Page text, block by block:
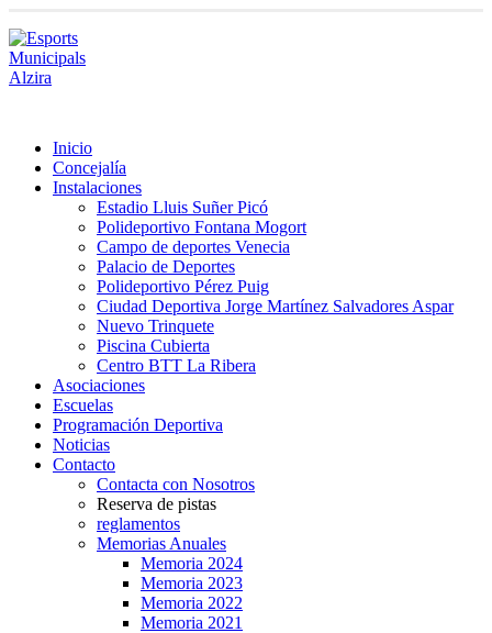
Inicio
Concejalía
Instalaciones
Estadio Lluis Suñer Picó
Polideportivo Fontana Mogort
Campo de deportes Venecia
Palacio de Deportes
Polideportivo Pérez Puig
Ciudad Deportiva Jorge Martínez Salvadores Aspar
Nuevo Trinquete
Piscina Cubierta
Centro BTT La Ribera
Asociaciones
Escuelas
Programación Deportiva
Noticias
Contacto
Contacta con Nosotros
Reserva de pistas
reglamentos
Memorias Anuales
Memoria 2024
Memoria 2023
Memoria 2022
Memoria 2021